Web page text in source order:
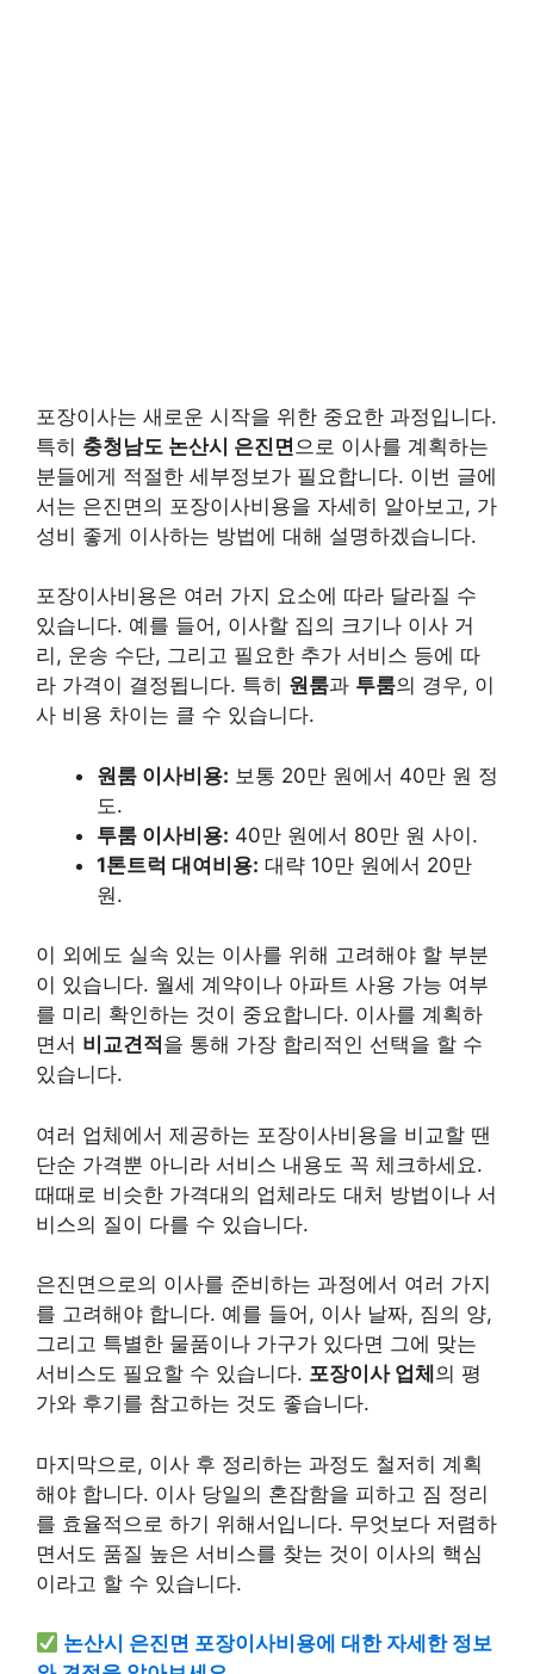
포장이사는 새로운 시작을 위한 중요한 과정입니다.
특히 충청남도 논산시 은진면 으로 이사를 계획하는
분들에게 적절한 세부정보가 필요합니다. 이번 글에
서는 은진면의 포장이사비용을 자세히 알아보고, 가
성비 좋게 이사하는 방법에 대해 설명하겠습니다.
포장이사비용은 여러 가지 요소에 따라 달라질 수
있습니다. 예를 들어, 이사할 집의 크기나 이사 거
리, 운송 수단, 그리고 필요한 추가 서비스 등에 따
라 가격이 결정됩니다. 특히 원룸과 투룸의 경우, 이
사 비용 차이는 클 수 있습니다.
원룸 이사비용: 보통 20만 원에서 40만 원 정
도.
투룸 이사비용: 40만 원에서 80만 원 사이.
1톤트럭 대여비용: 대략 10만 원에서 20만
원.
이 외에도 실속 있는 이사를 위해 고려해야 할 부분
이 있습니다. 월세 계약이나 아파트 사용 가능 여부
를 미리 확인하는 것이 중요합니다. 이사를 계획하
면서 비교견적 을 통해 가장 합리적인 선택을 할 수
있습니다.
여러 업체에서 제공하는 포장이사비용을 비교할 땐
단순 가격뿐 아니라 서비스 내용도 꼭 체크하세요.
때때로 비슷한 가격대의 업체라도 대처 방법이나 서
비스의 질이 다를 수 있습니다.
은진면으로의 이사를 준비하는 과정에서 여러 가지
를 고려해야 합니다. 예를 들어, 이사 날짜, 짐의 양,
그리고 특별한 물품이나 가구가 있다면 그에 맞는
서비스도 필요할 수 있습니다. 포장이사 업체 의 평
가와 후기를 참고하는 것도 좋습니다.
마지막으로, 이사 후 정리하는 과정도 철저히 계획
해야 합니다. 이사 당일의 혼잡함을 피하고 짐 정리
를 효율적으로 하기 위해서입니다. 무엇보다 저렴하
면서도 품질 높은 서비스를 찾는 것이 이사의 핵심
이라고 할 수 있습니다.
논산시 은진면 포장이사비용에 대한 자세한 정보